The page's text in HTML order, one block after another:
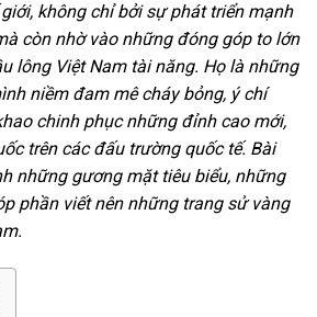
không chỉ bởi sự phát triển mạnh
còn nhờ vào những đóng góp to lớn
lông Việt Nam tài năng. Họ là những
niềm đam mê cháy bỏng, ý chí
chinh phục những đỉnh cao mới,
trên các đấu trường quốc tế. Bài
những gương mặt tiêu biểu, những
phần viết nên những trang sử vàng